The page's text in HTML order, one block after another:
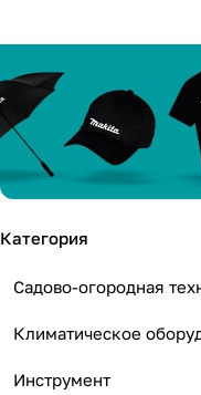
Категория
Садово-огородная
Климатическое
Инструмент